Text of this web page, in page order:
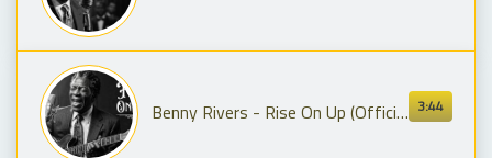
3:44
Benny Rivers - Rise On Up (Official Lyric Video)